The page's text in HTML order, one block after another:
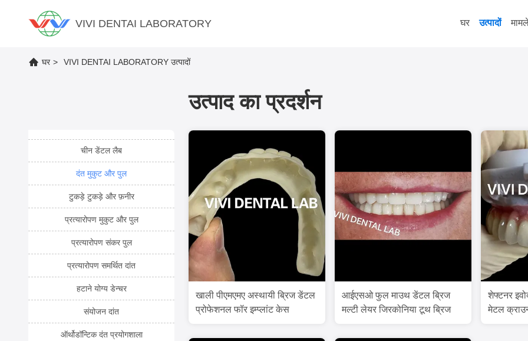
VIVI DENTAI LABORATORY घर उत्पादों
घर > VIVI DENTAI LABORATORY उत्पादों
चीन डेंटल लैब
दंत मुकुट और पुल
टुकड़े टुकड़े और फ़नीर
प्रत्यारोपण मुकुट और पुल
प्रत्यारोपण संकर पुल
प्रत्यारोपण समर्थित दांत
हटाने योग्य डेन्चर
संयोजन दांत
ऑर्थोडॉन्टिक दंत प्रयोगशाला
उत्पाद का प्रदर्शन
खाली पीएमएमए अस्थायी ब्रिज डेंटल
प्रोफेशनल फॉर इम्प्लांट केस
आईएसओ फुल माउथ डेंटल ब्रिज
मल्टी लेयर जिरकोनिया टूथ ब्रिज
शेफ्टनर
मेटल